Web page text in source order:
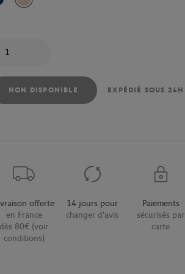
Rose
NON DISPONIBLE EXPÉDIÉ SOUS 24H
offerte
en France
dès 80€ (voir
conditions)
14 jours pour
changer d'avis
Paiements
sécurisés par
carte